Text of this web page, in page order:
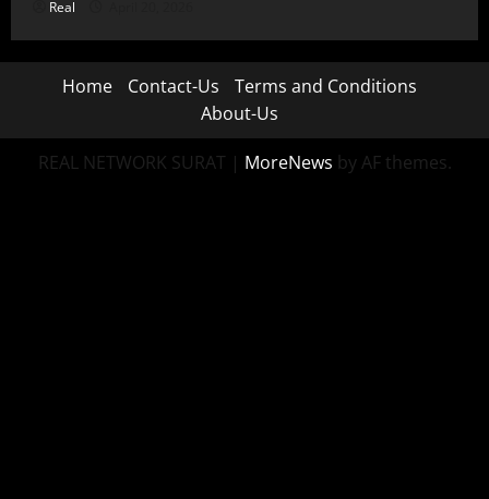
Real
Home Contact-Us
Terms and Conditions
About-Us
REAL NETWORK SURAT | MoreNews by AF themes.